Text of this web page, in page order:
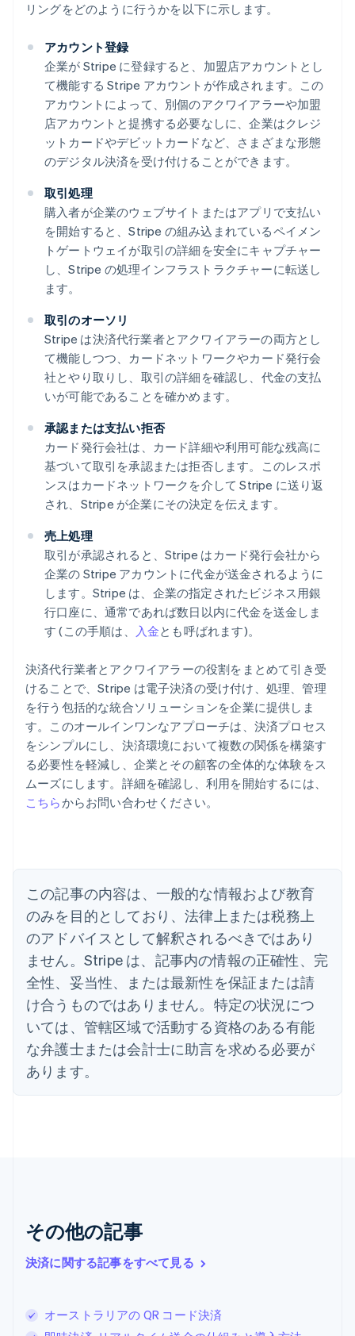
リングをどのように行うかを以下に示します。
アカウント登録
企業が Stripe に登録すると、加盟店アカウントとし
て機能する Stripe アカウントが作成されます。この
アカウントによって、別個のアクワイアラーや加盟
店アカウントと提携する必要なしに、企業はクレジ
ットカードやデビットカードなど、さまざまな形態
のデジタル決済を受け付けることができます。
取引処理
購入者が企業のウェブサイトまたはアプリで支払い
を開始すると、Stripe の組み込まれているペイメン
トゲートウェイが取引の詳細を安全にキャプチャー
し、Stripe の処理インフラストラクチャーに転送し
ます。
取引のオーソリ
Stripe は決済代行業者とアクワイアラーの両方とし
て機能しつつ、カードネットワークやカード発行会
社とやり取りし、取引の詳細を確認し、代金の支払
いが可能であることを確かめます。
承認または支払い拒否
カード発行会社は、カード詳細や利用可能な残高に
基づいて取引を承認または拒否します。このレスポ
ンスはカードネットワークを介して Stripe に送り返
され、Stripe が企業にその決定を伝えます。
売上処理
取引が承認されると、Stripe はカード発行会社から
企業の Stripe アカウントに代金が送金されるように
します。Stripe は、企業の指定されたビジネス用銀
行口座に、通常であれば数日以内に代金を送金しま
す (この手順は、
入金とも呼ばれます)。
決済代行業者とアクワイアラーの役割をまとめて引き受
けることで、Stripe は電子決済の受け付け、処理、管理
を行う包括的な統合ソリューションを企業に提供しま
す。このオールインワンなアプローチは、決済プロセス
をシンプルにし、決済環境において複数の関係を構築す
る必要性を軽減し、企業とその顧客の全体的な体験をス
ムーズにします。詳細を確認し、利用を開始するには、
こちらからお問い合わせください。
この記事の内容は、一般的な情報および教育
のみを目的としており、法律上または税務上
のアドバイスとして解釈されるべきではあり
ません。Stripe は、記事内の情報の正確性、完
全性、妥当性、または最新性を保証または請
け合うものではありません。特定の状況につ
いては、管轄区域で活動する資格のある有能
な弁護士または会計士に助言を求める必要が
あります。
その他の記事
決済に関する記事をすべて見る
オーストラリアの QR コード決済
アイルランド
English
アメリカ
イギリス
イタリア
Italiano English
インド
English
エストニア
English
オーストラリア
English
オーストリア
Deutsch English
オランダ
Nederlands
ジブラルタル
English
シンガポール
English 简体中文
スウェーデン